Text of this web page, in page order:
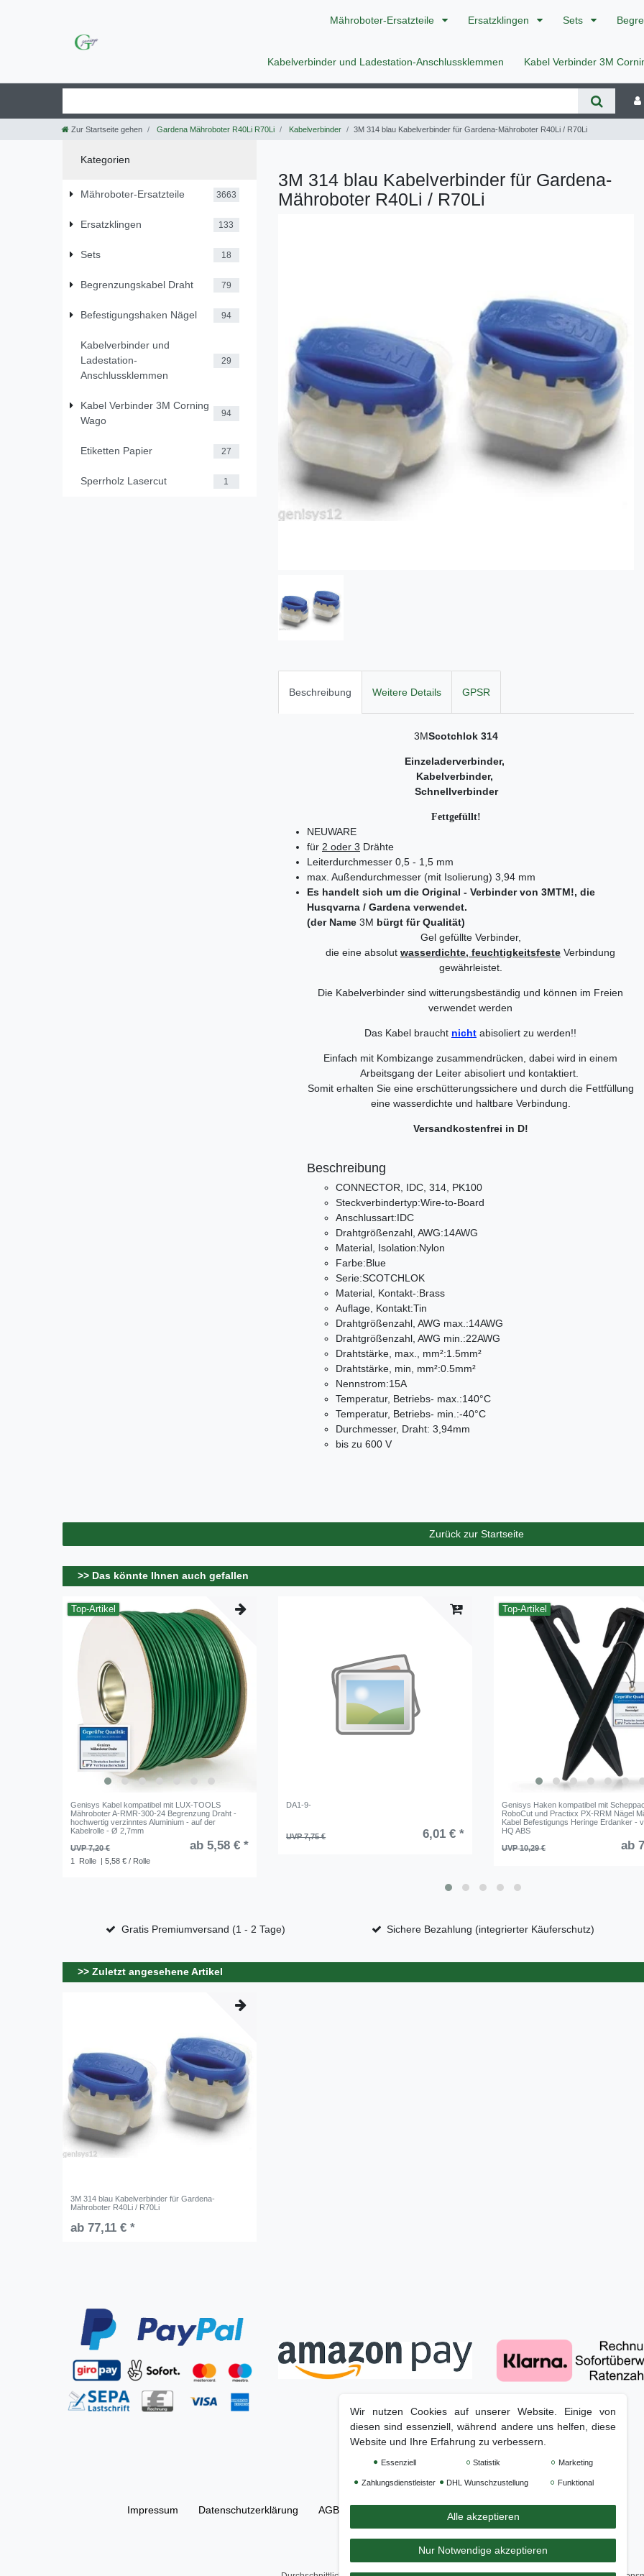
Mähroboter-Ersatzteile Ersatzklingen Sets
Kabelverbinder und Ladestation-Anschlussklemmen Kabel Verbinder 3M
Zur Startseite gehen Gardena Mähroboter R40Li R70Li Kabelverbinder 3M 314 blau Kabelverbinder für Gardena-Mähroboter R40Li / R70Li
Kategorien
Mähroboter-Ersatzteile 3663
Ersatzklingen 133
Sets 18
Begrenzungskabel Draht 79
Befestigungshaken Nägel 94
Kabelverbinder und
Ladestation-
Anschlussklemmen
29
Kabel Verbinder 3M Corning
Wago
94
Etiketten Papier 27
Sperrholz Lasercut 1
3M 314 blau Kabelverbinder für Gardena-
Mähroboter R40Li / R70Li
Beschreibung Weitere Details GPSR
3MScotchlok 314
Einzeladerverbinder,
Kabelverbinder,
Schnellverbinder
Fettgefüllt!
NEUWARE
für 2 oder 3 Drähte
Leiterdurchmesser 0,5 - 1,5 mm
max. Außendurchmesser (mit Isolierung) 3,94 mm
Es handelt sich um die Original - Verbinder von 3MTM!, die
Husqvarna / Gardena verwendet.
(der Name 3M bürgt für Qualität)
Gel gefüllte Verbinder,
die eine absolut wasserdichte, feuchtigkeitsfeste Verbindung
gewährleistet.
Die Kabelverbinder sind witterungsbeständig und können im Freien
verwendet werden
Das Kabel braucht nicht abisoliert zu werden!!
Einfach mit Kombizange zusammendrücken, dabei wird in einem
Arbeitsgang der Leiter abisoliert und kontaktiert.
Somit erhalten Sie eine erschütterungssichere und durch die Fettfüllung
eine wasserdichte und haltbare Verbindung.
Versandkostenfrei in D!
Beschreibung
CONNECTOR, IDC, 314, PK100
Steckverbindertyp:Wire-to-Board
Anschlussart:IDC
Drahtgrößenzahl, AWG:14AWG
Material, Isolation:Nylon
Farbe:Blue
Serie:SCOTCHLOK
Material, Kontakt-:Brass
Auflage, Kontakt:Tin
Drahtgrößenzahl, AWG max.:14AWG
Drahtgrößenzahl, AWG min.:22AWG
Drahtstärke, max., mm²:1.5mm²
Drahtstärke, min, mm²:0.5mm²
Nennstrom:15A
Temperatur, Betriebs- max.:140°C
Temperatur, Betriebs- min.:-40°C
Durchmesser, Draht: 3,94mm
bis zu 600 V
Zurück zur Startseite
>> Das könnte Ihnen auch gefallen
Top-Artikel
Genisys Kabel kompatibel mit LUX-TOOLS
Mähroboter A-RMR-300-24 Begrenzung Draht -
hochwertig verzinntes Aluminium - auf der
Kabelrolle - Ø 2,7mm
UVP 7,20 €
ab 5,58 € *
1 Rolle | 5,58 € / Rolle
DA1-9-
UVP 7,75 € 6,01 € *
Top-Artikel
Genisys Haken kompatibel mit
RoboCut und Practixx PX-RRM Nägel
Kabel Befestigungs Heringe Erdanker -
HQ ABS
UVP 10,29 €
ab
Gratis Premiumversand (1 - 2 Tage) Sichere Bezahlung (integrierter Käuferschutz)
>> Zuletzt angesehene Artikel
3M 314 blau Kabelverbinder für Gardena-
Mähroboter R40Li / R70Li
ab 77,11 € *
Impressum Daten­schutz­erklärung AGB Kontakt
Wir nutzen Cookies auf unserer Website. Einige von
diesen sind essenziell, während andere uns helfen, diese
Website und Ihre Erfahrung zu verbessern.
Essenziell Statistik Marketing
Zahlungsdienstleister DHL Wunschzustellung Funktional
Alle akzeptieren
Nur Notwendige akzeptieren